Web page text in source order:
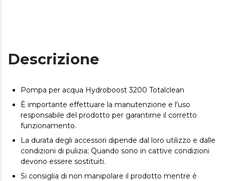
Descrizione
Pompa per acqua Hydroboost 3200 Totalclean
È importante effettuare la manutenzione e l'uso
responsabile del prodotto per garantirne il corretto
funzionamento.
La durata degli accessori dipende dal loro utilizzo e dalle
condizioni di pulizia; Quando sono in cattive condizioni
devono essere sostituiti.
Si consiglia di non manipolare il prodotto mentre è